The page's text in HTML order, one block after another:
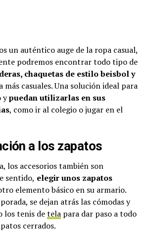
un auténtico auge de la ropa casual,
podremos encontrar todo tipo de
chaquetas de estilo beisbol y
casuales. Una solución ideal para
ypuedan utilizarlas en sus
, como ir al colegio o jugar en el
a los zapatos
los accesorios también son
sentido, elegir unos zapatos
elemento básico en su armario.
se dejan atrás las cómodas y
los tenis detelapara dar paso a todo
cerrados.